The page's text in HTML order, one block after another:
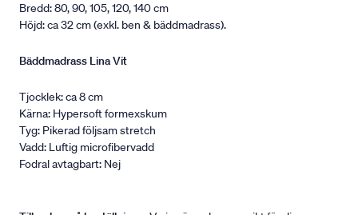
Bredd: 80, 90, 105, 120, 140 cm
Höjd: ca 32 cm (exkl. ben & bäddmadrass).
Bäddmadrass Lina Vit
Tjocklek: ca 8 cm
Kärna: Hypersoft formexskum
Tyg: Pikerad följsam stretch
Vadd: Luftig microfibervadd
Fodral avtagbart: Nej